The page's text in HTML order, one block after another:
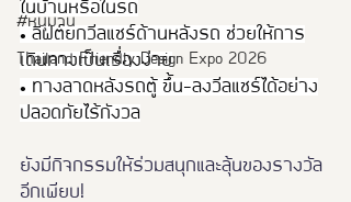
#หนุมาน
Thailand Friendly Design Expo 2026
ในบ้านหรือในรถ
• ลิฟต์ยกวีลแชร์ด้านหลังรถ ช่วยให้การ
เดินทางเป็นเรื่องง่าย
• ทางลาดหลังรถตู้ ขึ้น–ลงวีลแชร์ได้อย่าง
ปลอดภัยไร้กังวล
ยังมีกิจกรรมให้ร่วมสนุกและลุ้นของรางวัล
อีกเพียบ!